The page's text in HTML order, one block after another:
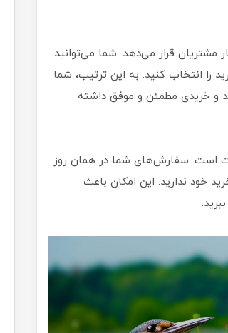
مشتریان قرار می‌دهد. شما می‌توانید
را انتخاب کنید. به این ترتیب، شما
و خریدی مطمئن و موفق داشته
است. سفارش‌های شما در همان روز
خود ندارید. این امکان باعث